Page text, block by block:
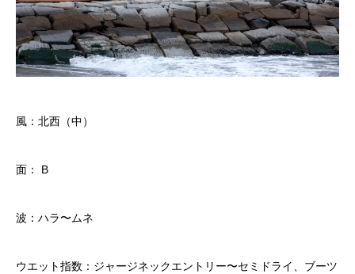
風：北西（中）
面： B
波：ハラ〜ムネ
ウエット指数：ジャージネックエントリー〜セミドライ、ブーツ